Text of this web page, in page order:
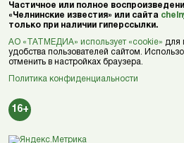
Частичное или полное
«Челнинские известия» или сайта
только при наличии гиперссылки.
АО «ТАТМЕДИА» использует «cookie» для
удобства пользователей сайтом.
отменить в настройках браузера.
Политика конфиденциальности
16+